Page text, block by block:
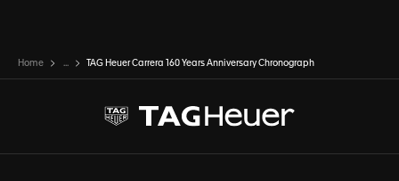
Home ... TAG Heuer Carrera 160 Years Anniversary Chronograph